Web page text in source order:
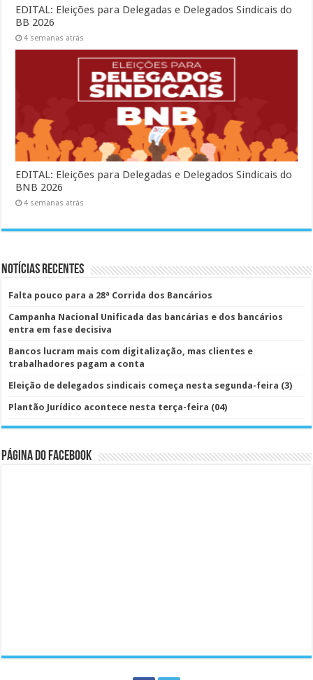
EDITAL: Eleições para Delegadas e Delegados Sindicais do
BB 2026
4 semanas atrás
EDITAL: Eleições para Delegadas e Delegados Sindicais do
BNB 2026
4 semanas atrás
Notícias Recentes
Falta pouco para a 28ª Corrida dos Bancários
Campanha Nacional Unificada das bancárias e dos bancários
entra em fase decisiva
Bancos lucram mais com digitalização, mas clientes e
trabalhadores pagam a conta
Eleição de delegados sindicais começa nesta segunda-feira (3)
Plantão Jurídico acontece nesta terça-feira (04)
Página do Facebook